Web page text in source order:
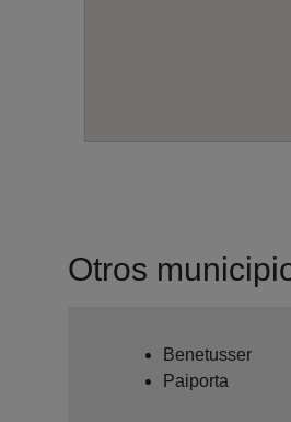
Otros
Benetusser
Paiporta